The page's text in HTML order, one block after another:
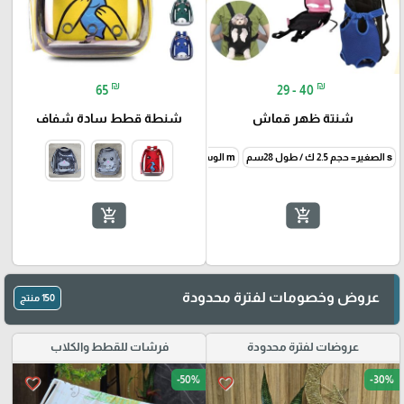
29 - 40 ₪
شنتة ظهر قماش
s الصغير= حجم 2.5 ك / طول 28سم m الوسط = 2.5-5 ك / طول 34سم
add_shopping_cart
65 ₪
شنطة قطط سادة شفاف
add_shopping_cart
عروض وخصومات لفترة محدودة 150 منتج
عروضات لفترة محدودة
favorite_border -30%
فرشات للقطط والكلاب
favorite_border -50%